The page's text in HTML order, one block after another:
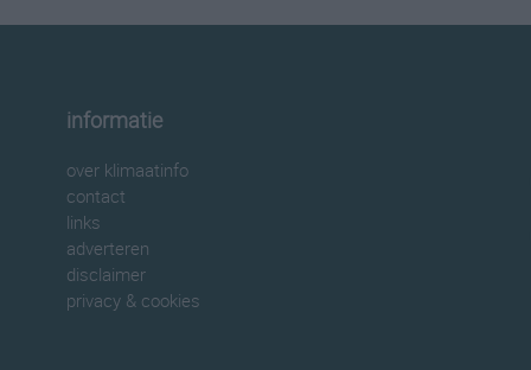
informatie
over klimaatinfo
contact
links
adverteren
disclaimer
privacy & cookies